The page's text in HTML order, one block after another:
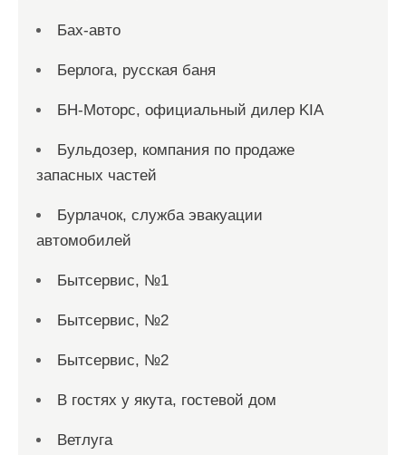
Бах-авто
Берлога, русская баня
БН-Моторс, официальный дилер KIA
Бульдозер, компания по продаже
запасных частей
Бурлачок, служба эвакуации
автомобилей
Бытсервис, №1
Бытсервис, №2
Бытсервис, №2
В гостях у якута, гостевой дом
Ветлуга